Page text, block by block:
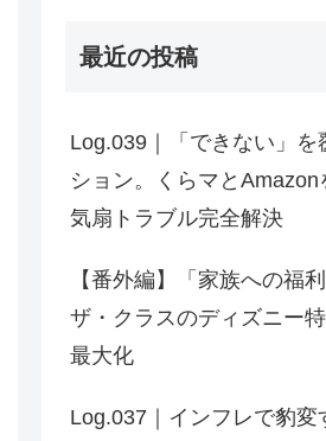
最近の投稿
Log.039｜「できない」を
ション。くらマとAmazon
気扇トラブル完全解決
【番外編】「家族への福
ザ・クラスのディズニー
最大化
Log.037｜インフレで豹変